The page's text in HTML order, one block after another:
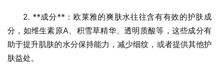
2. **成分**：欧莱雅的爽肤水往往含有有效的护肤成
分，如维生素原A、积雪草精华、透明质酸等，这些成分有
助于提升肌肤的水分保持能力，减少细纹，或者提供其他护
肤益处。